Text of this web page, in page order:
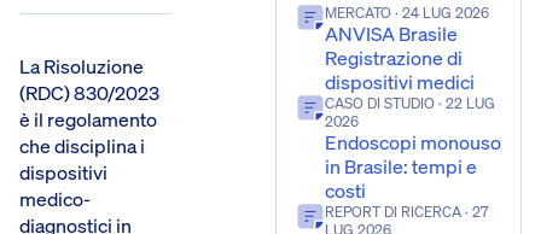
La Risoluzione
(RDC) 830/2023
è il regolamento
che disciplina i
dispositivi
medico-
diagnostici in
MERCATO· 24 LUG 2026
ANVISA Brasile
Registrazione di
dispositivi medici
CASO DI STUDIO· 22 LUG
2026
Endoscopi monouso
in Brasile: tempi e
costi
REPORT DI RICERCA· 27
LUG 2026